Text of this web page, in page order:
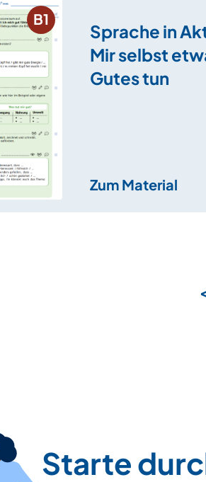
B1
Sprache in
Mir selbst
Gutes tun
Zum Material
Starte